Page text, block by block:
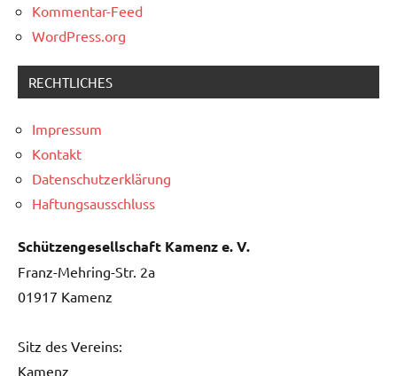
Kommentar-Feed
WordPress.org
RECHTLICHES
Impressum
Kontakt
Datenschutzerklärung
Haftungsausschluss
Schützengesellschaft Kamenz e. V.
Franz-Mehring-Str. 2a
01917 Kamenz
Sitz des Vereins:
Kamenz